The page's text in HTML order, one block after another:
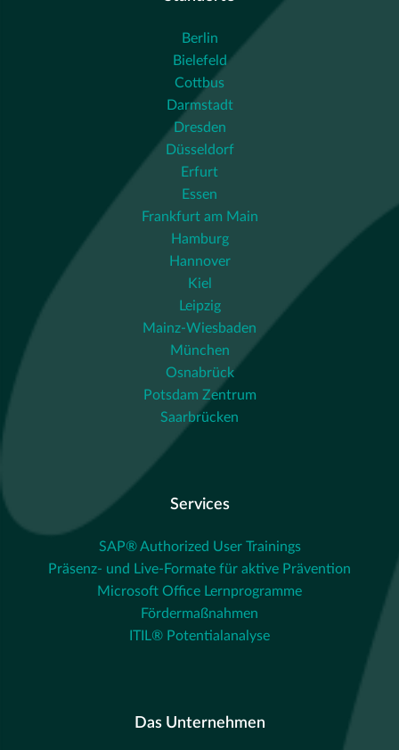
Berlin
Bielefeld
Cottbus
Darmstadt
Dresden
Düsseldorf
Erfurt
Essen
Frankfurt am Main
Hamburg
Hannover
Kiel
Leipzig
Mainz-Wiesbaden
München
Osnabrück
Potsdam Zentrum
Saarbrücken
Services
SAP® Authorized User Trainings
Präsenz- und Live-Formate für aktive Prävention
Microsoft Office Lernprogramme
Fördermaßnahmen
ITIL® Potentialanalyse
Das Unternehmen